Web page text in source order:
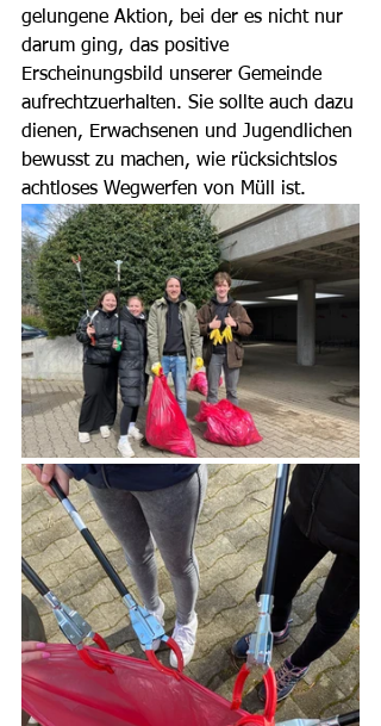
gelungene Aktion, bei der es nicht nur
darum ging, das positive
Erscheinungsbild unserer Gemeinde
aufrechtzuerhalten. Sie sollte auch dazu
dienen, Erwachsenen und Jugendlichen
bewusst zu machen, wie rücksichtslos
achtloses Wegwerfen von Müll ist.